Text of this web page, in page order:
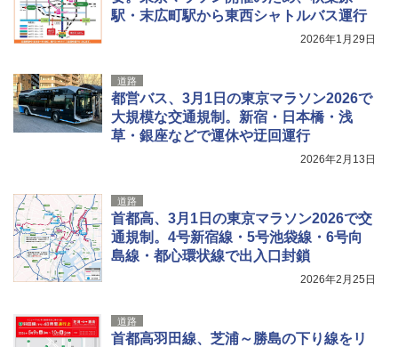
駅・末広町駅から東西シャトルバス運行
2026年1月29日
道路
都営バス、3月1日の東京マラソン2026で
大規模な交通規制。新宿・日本橋・浅
草・銀座などで運休や迂回運行
2026年2月13日
道路
首都高、3月1日の東京マラソン2026で交
通規制。4号新宿線・5号池袋線・6号向
島線・都心環状線で出入口封鎖
2026年2月25日
道路
首都高羽田線、芝浦～勝島の下り線をリ